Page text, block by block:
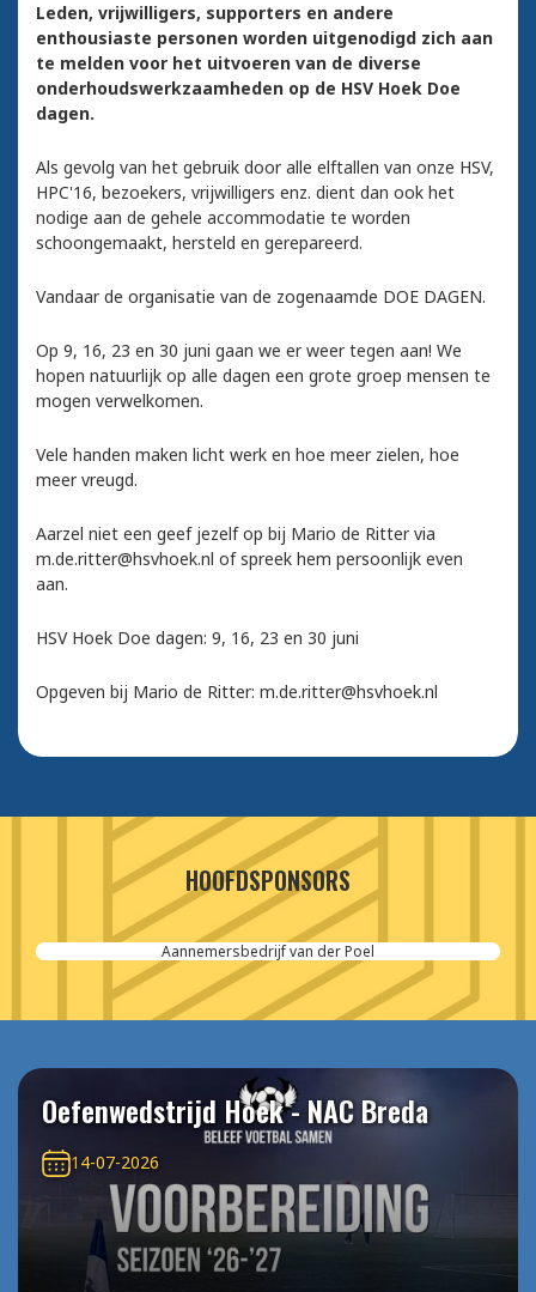
Leden, vrijwilligers, supporters en andere
enthousiaste personen worden uitgenodigd zich aan
te melden voor het uitvoeren van de diverse
onderhoudswerkzaamheden op de HSV Hoek Doe
dagen.
Als gevolg van het gebruik door alle elftallen van onze HSV,
HPC'16, bezoekers, vrijwilligers enz. dient dan ook het
nodige aan de gehele accommodatie te worden
schoongemaakt, hersteld en gerepareerd.
Vandaar de organisatie van de zogenaamde DOE DAGEN.
Op 9, 16, 23 en 30 juni gaan we er weer tegen aan! We
hopen natuurlijk op alle dagen een grote groep mensen te
mogen verwelkomen.
Vele handen maken licht werk en hoe meer zielen, hoe
meer vreugd.
Aarzel niet een geef jezelf op bij Mario de Ritter via
m.de.ritter@hsvhoek.nl of spreek hem persoonlijk even
aan.
HSV Hoek Doe dagen: 9, 16, 23 en 30 juni
Opgeven bij Mario de Ritter: m.de.ritter@hsvhoek.nl
HOOFDSPONSORS
Aannemersbedrijf van der Poel
Oefenwedstrijd Hoek - NAC Breda
14-07-2026